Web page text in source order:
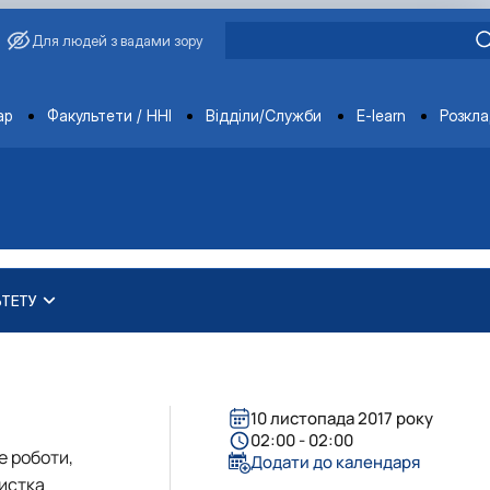
Для людей з вадами зору
Факультети / ННІ Відділи/Служби E-learn
факультетом НУБіП Укра…
факультету – захисник…
навчання в агра…
забруднення води та…
кредитних дорадників
роботи,
10 листопада 2017 року
02:00 - 02:00
Додати до календаря